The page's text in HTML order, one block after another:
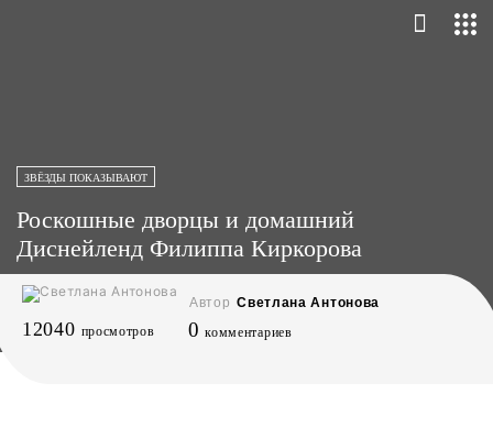
ЗВЁЗДЫ ПОКАЗЫВАЮТ
Роскошные дворцы и домашний
Диснейленд Филиппа Киркорова
Автор Светлана Антонова
12040 просмотров 0 комментариев